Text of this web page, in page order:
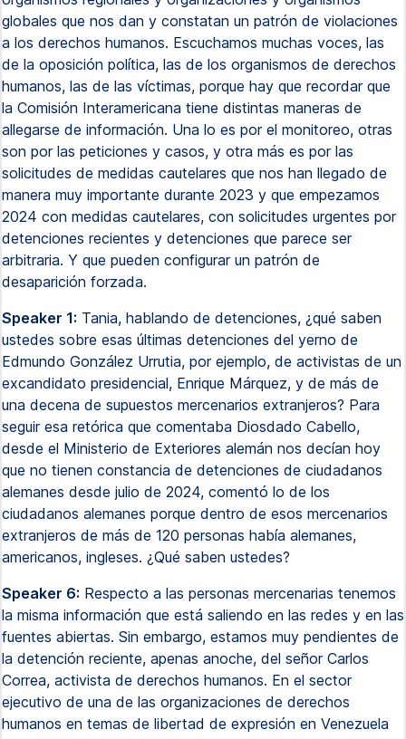
globales que nos dan y constatan un patrón de violaciones
a los derechos humanos. Escuchamos muchas voces, las
de la oposición política, las de los organismos de derechos
humanos, las de las víctimas, porque hay que recordar que
la Comisión Interamericana tiene distintas maneras de
allegarse de información. Una lo es por el monitoreo, otras
son por las peticiones y casos, y otra más es por las
solicitudes de medidas cautelares que nos han llegado de
manera muy importante durante 2023 y que empezamos
2024 con medidas cautelares, con solicitudes urgentes por
detenciones recientes y detenciones que parece ser
arbitraria. Y que pueden configurar un patrón de
desaparición forzada.
Speaker 1: Tania, hablando de detenciones, ¿qué saben
ustedes sobre esas últimas detenciones del yerno de
Edmundo González Urrutia, por ejemplo, de activistas de un
excandidato presidencial, Enrique Márquez, y de más de
una decena de supuestos mercenarios extranjeros? Para
seguir esa retórica que comentaba Diosdado Cabello,
desde el Ministerio de Exteriores alemán nos decían hoy
que no tienen constancia de detenciones de ciudadanos
alemanes desde julio de 2024, comentó lo de los
ciudadanos alemanes porque dentro de esos mercenarios
extranjeros de más de 120 personas había alemanes,
americanos, ingleses. ¿Qué saben ustedes?
Speaker 6: Respecto a las personas mercenarias tenemos
la misma información que está saliendo en las redes y en las
fuentes abiertas. Sin embargo, estamos muy pendientes de
la detención reciente, apenas anoche, del señor Carlos
Correa, activista de derechos humanos. En el sector
ejecutivo de una de las organizaciones de derechos
humanos en temas de libertad de expresión en Venezuela